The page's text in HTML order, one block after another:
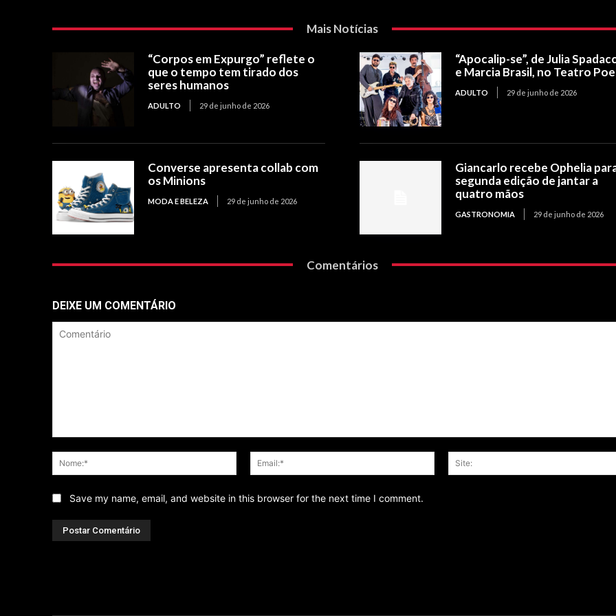
Mais Notícias
“Corpos em Expurgo” reflete o
que o tempo tem tirado dos
seres humanos
ADULTO 29 de junho de 2026
“Apocalip-se”, de Julia
e Marcia Brasil, no Teatro
ADULTO 29 de junho de 2026
Converse apresenta collab com
os Minions
MODA E BELEZA 29 de junho de 2026
Giancarlo recebe Ophelia
segunda edição de jantar a
quatro mãos
GASTRONOMIA 29 de junho de 2026
Comentários
DEIXE UM COMENTÁRIO
Nome:*
Email:*
Save my name, email, and website in this browser for the next time I comment.